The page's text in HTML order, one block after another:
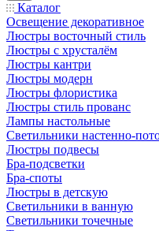
Каталог
Освещение декоративное
Люстры восточный стиль
Люстры с хрусталём
Люстры кантри
Люстры модерн
Люстры флористика
Люстры стиль прованс
Лампы настольные
Светильники настенно-
Люстры подвесы
Бра-подсветки
Бра-споты
Люстры в детскую
Светильники в ванную
Светильники точечные